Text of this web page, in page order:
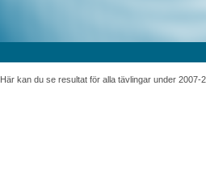
Här kan du se resultat för alla tävlingar under 2007-